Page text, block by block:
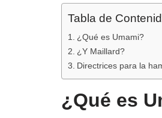
Tabla de
¿Qué es Umami?
¿Y Maillard?
Directrices para la
¿Qué es